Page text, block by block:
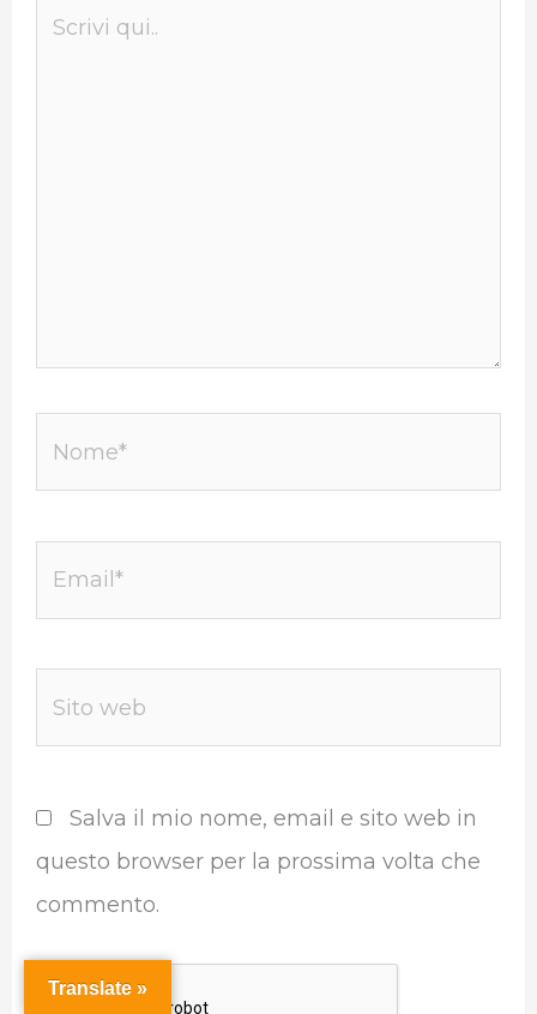
Salva il mio nome, email e sito web in
questo browser per la prossima volta che
commento.
Translate »